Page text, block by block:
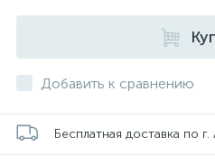
Добавить к сравнению
Бесплатная доставка по г.